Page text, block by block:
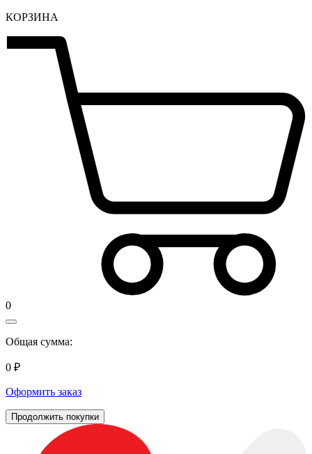
КОРЗИНА
0
Общая сумма:
0 ₽
Оформить заказ
Продолжить покупки